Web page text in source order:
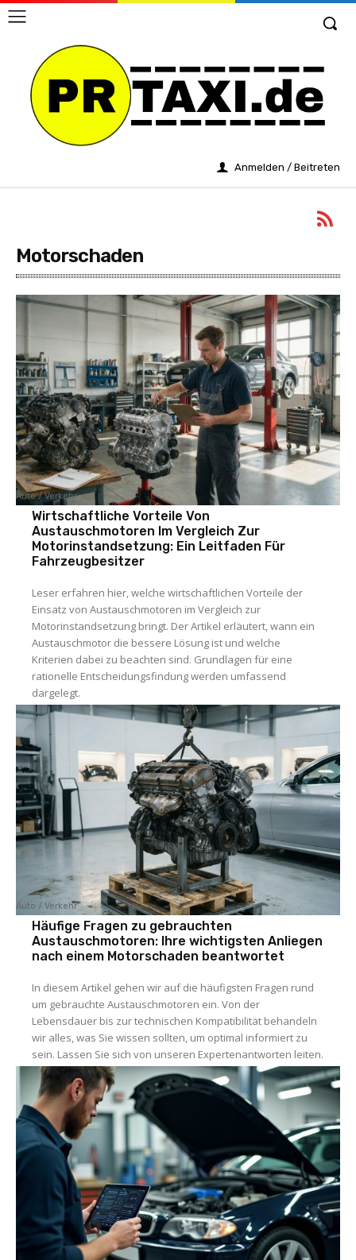
Anmelden / Beitreten
Motorschaden
Auto / Verkehr
Wirtschaftliche Vorteile Von
Austauschmotoren Im Vergleich Zur
Motorinstandsetzung: Ein Leitfaden Für
Fahrzeugbesitzer
Leser erfahren hier, welche wirtschaftlichen Vorteile der
Einsatz von Austauschmotoren im Vergleich zur
Motorinstandsetzung bringt. Der Artikel erläutert, wann ein
Austauschmotor die bessere Lösung ist und welche
Kriterien dabei zu beachten sind. Grundlagen für eine
rationelle Entscheidungsfindung werden umfassend
dargelegt.
Auto / Verkehr
Häufige Fragen zu gebrauchten
Austauschmotoren: Ihre wichtigsten Anliegen
nach einem Motorschaden beantwortet
In diesem Artikel gehen wir auf die häufigsten Fragen rund
um gebrauchte Austauschmotoren ein. Von der
Lebensdauer bis zur technischen Kompatibilität behandeln
wir alles, was Sie wissen sollten, um optimal informiert zu
sein. Lassen Sie sich von unseren Expertenantworten leiten.